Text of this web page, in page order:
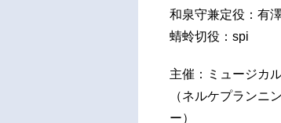
和泉守兼定役：有
蜻蛉切役：spi
主催：ミュージカ
（ネルケプランニ
ー）